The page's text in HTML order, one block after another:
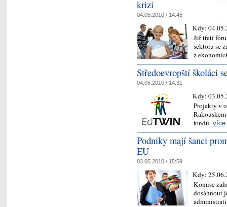
krizi
04.05.2010 / 14:45
Kdy:
Již třetí
sektoru se
z
Středoevropští školáci
04.05.2010 / 14:31
Kdy:
Projekty v
fondů. více
Podniky mají šanci
EU
03.05.2010 / 15:59
Kdy:
Komise
dosáhnout